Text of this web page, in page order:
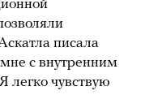
писала
с внутренним
чувствую